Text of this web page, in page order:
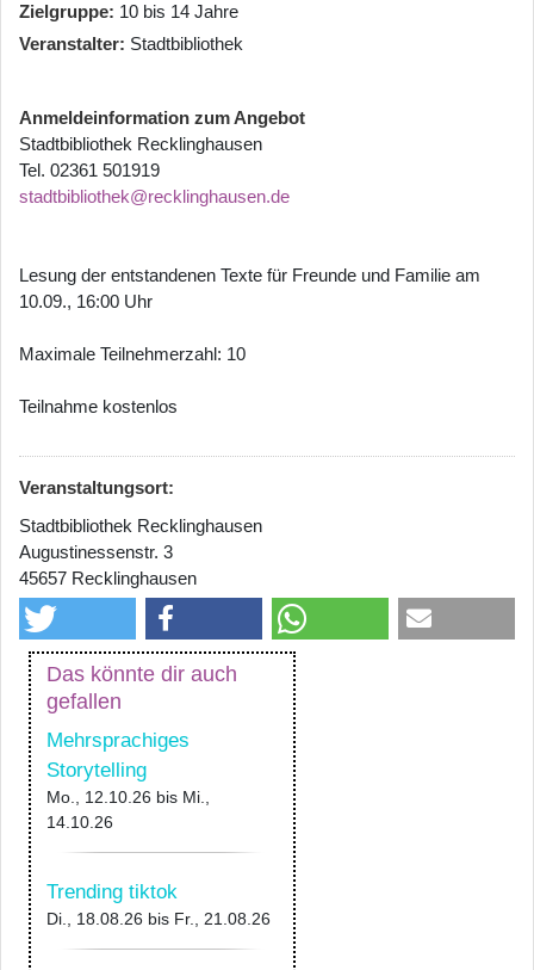
Zielgruppe 10 bis 14 Jahre
Veranstalter Stadtbibliothek
Anmeldeinformation zum Angebot
Stadtbibliothek Recklinghausen
Tel. 02361 501919
stadtbibliothek@recklinghausen.de
Lesung der entstandenen Texte für Freunde und Familie am
10.09., 16:00 Uhr
Maximale Teilnehmerzahl: 10
Teilnahme kostenlos
Veranstaltungsort:
Stadtbibliothek Recklinghausen
Augustinessenstr. 3
45657 Recklinghausen
Das könnte dir auch
gefallen
Mehrsprachiges
Storytelling
Mo., 12.10.26 bis Mi.,
14.10.26
Trending tiktok
Di., 18.08.26 bis Fr., 21.08.26